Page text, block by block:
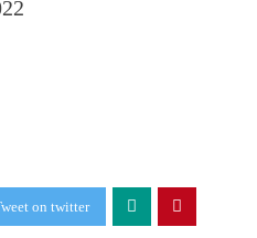
on twitter